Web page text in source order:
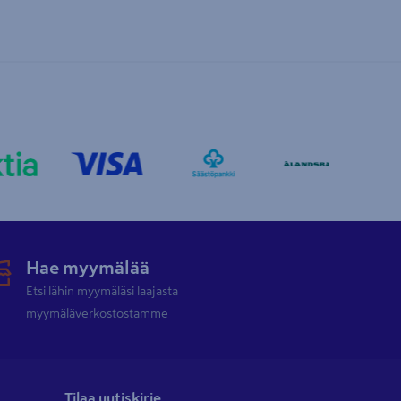
Hae myymälää
Etsi lähin myymäläsi laajasta
myymäläverkostostamme
Tilaa uutiskirje